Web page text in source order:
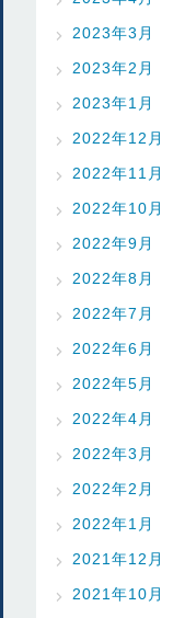
2023年3月
2023年2月
2023年1月
2022年12月
2022年11月
2022年10月
2022年9月
2022年8月
2022年7月
2022年6月
2022年5月
2022年4月
2022年3月
2022年2月
2022年1月
2021年12月
2021年10月